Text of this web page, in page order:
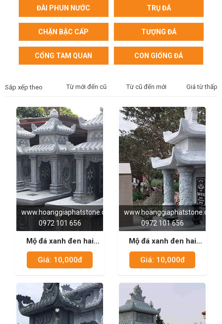
ĐÀI PHUN NƯỚC TRỤ ĐÁ
CHẶN BẬC CẤP TƯỢNG ĐÁ
CỔNG TAM QUAN CON GIỐNG ĐÁ
Sắp xếp theo Từ mới đến cũ Từ cũ đến mới Giá từ thấp
www.hoanggiaphatstone.com
0972 101 656
Mộ đá xanh đen hai
mái 03
Giá: 10,000đ
www.hoanggiaphatstone.com
0972 101 656
Mộ đá xanh đen hai
mái 02
Giá: 10,000đ